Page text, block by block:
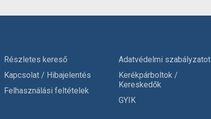
Részletes kereső
Kapcsolat / Hibajelentés
Felhasználási feltételek
Adatvédelmi szabályzatot
Kerékpárboltok /
Kereskedők
GYIK